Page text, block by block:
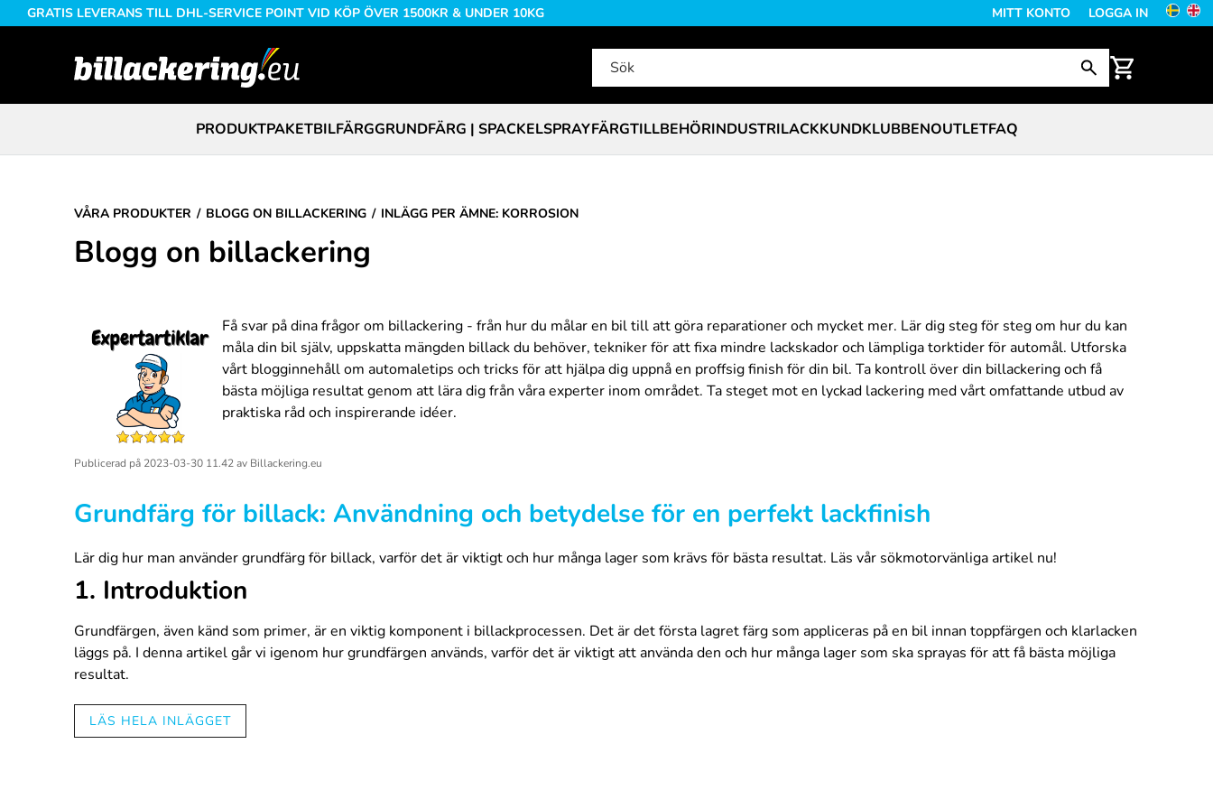
GRATIS LEVERANS TILL DHL-SERVICE POINT VID KÖP ÖVER 1500KR & UNDER 10KG MITT KONTO LOGGA IN
PRODUKTPAKETBILFÄRGGRUNDFÄRG | SPACKELSPRAYFÄRGTILLBEHÖRINDUSTRILACKKUNDKLUBBENOUTLETFAQ
VÅRA PRODUKTER BLOGG ON BILLACKERING INLÄGG PER ÄMNE: KORROSION
Blogg on billackering
Få svar på dina frågor om billackering - från hur du målar en bil till att göra reparationer och mycket mer. Lär dig steg för steg om hur du kan
måla din bil själv, uppskatta mängden billack du behöver, tekniker för att fixa mindre lackskador och lämpliga torktider för automål. Utforska
vårt blogginnehåll om automaletips och tricks för att hjälpa dig uppnå en proffsig finish för din bil. Ta kontroll över din billackering och få
bästa möjliga resultat genom att lära dig från våra experter inom området. Ta steget mot en lyckad lackering med vårt omfattande utbud av
praktiska råd och inspirerande idéer.
Publicerad på 2023-03-30 11.42av Billackering.eu
Grundfärg för billack: Användning och betydelse för en perfekt lackfinish
Lär dig hur man använder grundfärg för billack, varför det är viktigt och hur många lager som krävs för bästa resultat. Läs vår sökmotorvänliga artikel nu!
1. Introduktion
Grundfärgen, även känd som primer, är en viktig komponent i billackprocessen. Det är det första lagret färg som appliceras på en bil innan toppfärgen och klarlacken
läggs på. I denna artikel går vi igenom hur grundfärgen används, varför det är viktigt att använda den och hur många lager som ska sprayas för att få bästa möjliga
resultat.
2. Hur används primern?
LÄS HELA INLÄGGET